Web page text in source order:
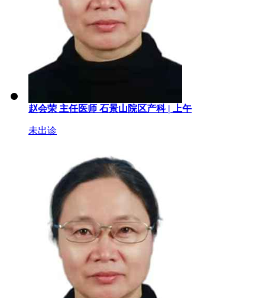
赵会荣 主任医师 石景山院区产科 | 上午
未出诊